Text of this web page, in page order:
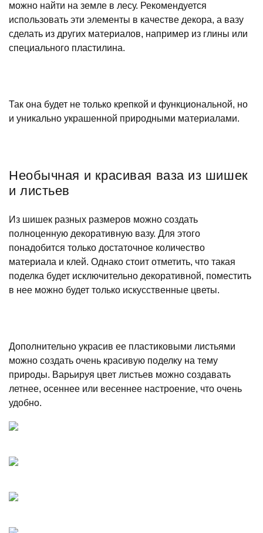
можно найти на земле в лесу. Рекомендуется
использовать эти элементы в качестве декора, а вазу
сделать из других материалов, например из глины или
специального пластилина.
Так она будет не только крепкой и функциональной, но
и уникально украшенной природными материалами.
Необычная и красивая ваза из шишек
и листьев
Из шишек разных размеров можно создать
полноценную декоративную вазу. Для этого
понадобится только достаточное количество
материала и клей. Однако стоит отметить, что такая
поделка будет исключительно декоративной, поместить
в нее можно будет только искусственные цветы.
Дополнительно украсив ее пластиковыми листьями
можно создать очень красивую поделку на тему
природы. Варьируя цвет листьев можно создавать
летнее, осеннее или весеннее настроение, что очень
удобно.